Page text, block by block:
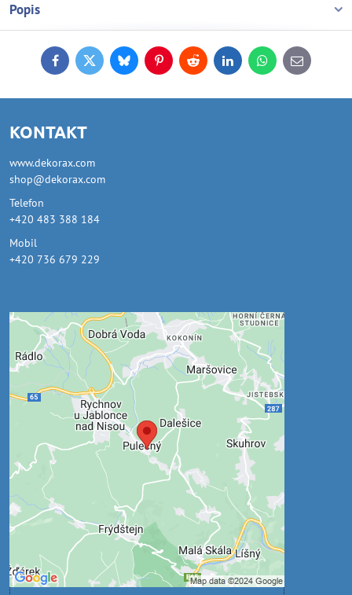
Popis
FacebookTwitterBlueskyPinterestReddit LinkedInWhatsApp
E-
mail
KONTAKT
www.dekorax.com
shop@dekorax.com
Telefon
+420 483 388 184
Mobil
+420 736 679 229
Externí obsah je blokován
Volbami soukromí
Přejete si načíst externí obsah?
Povolit jednou
Povolit a zapamatovat - souhlas s druhem
cookie: Funkční
Otevřít obsah v novém okně